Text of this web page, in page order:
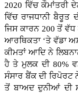
2020 ਵਿੱਚ ਕੌਮਾਂਤਰੀ
ਵਿੱਚ ਰਾਜਧਾਨੀ ਬੈਰੂਤ
ਜਿਸ ਕਾਰਨ 200 ਤੋਂ ਵੱਧ
ਆਰਥਿਕਤਾ ‘ਤੇ ਵੱਡਾ
ਕੀਮਤਾਂ ਆਦਿ ਨੇ
ਹੈ ਤੇ ਮੁਲਕ ਦੀ 80%
ਸੰਸਾਰ ਬੈਂਕ ਦੀ
ਤੋਂ ਬਾਅਦ ਦੁਨੀਆਂ ਦੀ